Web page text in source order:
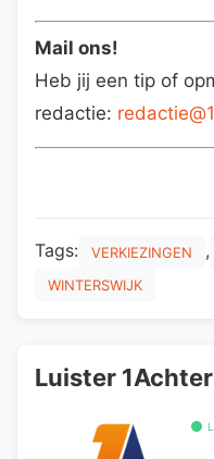
Mail ons!
Heb jij een tip of
redactie:
Tags: VERKIEZINGEN ,
WINTERSWIJK
Luister